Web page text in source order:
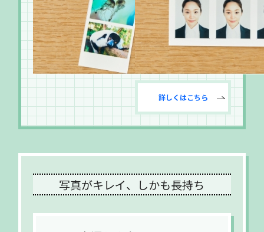
詳しくはこちら
写真がキレイ、しかも長持ち